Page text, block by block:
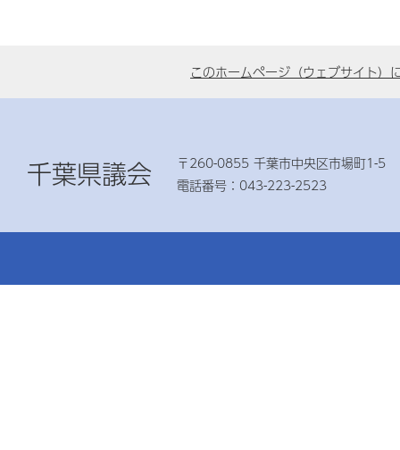
このホームページ（ウェブサイト）
千葉県議会
〒260-0855 千葉市中央区市場町1-5
電話番号：043-223-2523